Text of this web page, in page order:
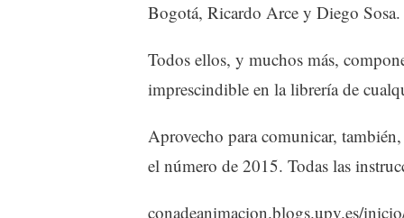
Bogotá, Ricardo Arce y Diego Sosa.
Todos ellos, y muchos más,
imprescindible en la librería de
Aprovecho para comunicar,
el número de 2015. Todas las
conadeanimacion.blogs.upv.es/